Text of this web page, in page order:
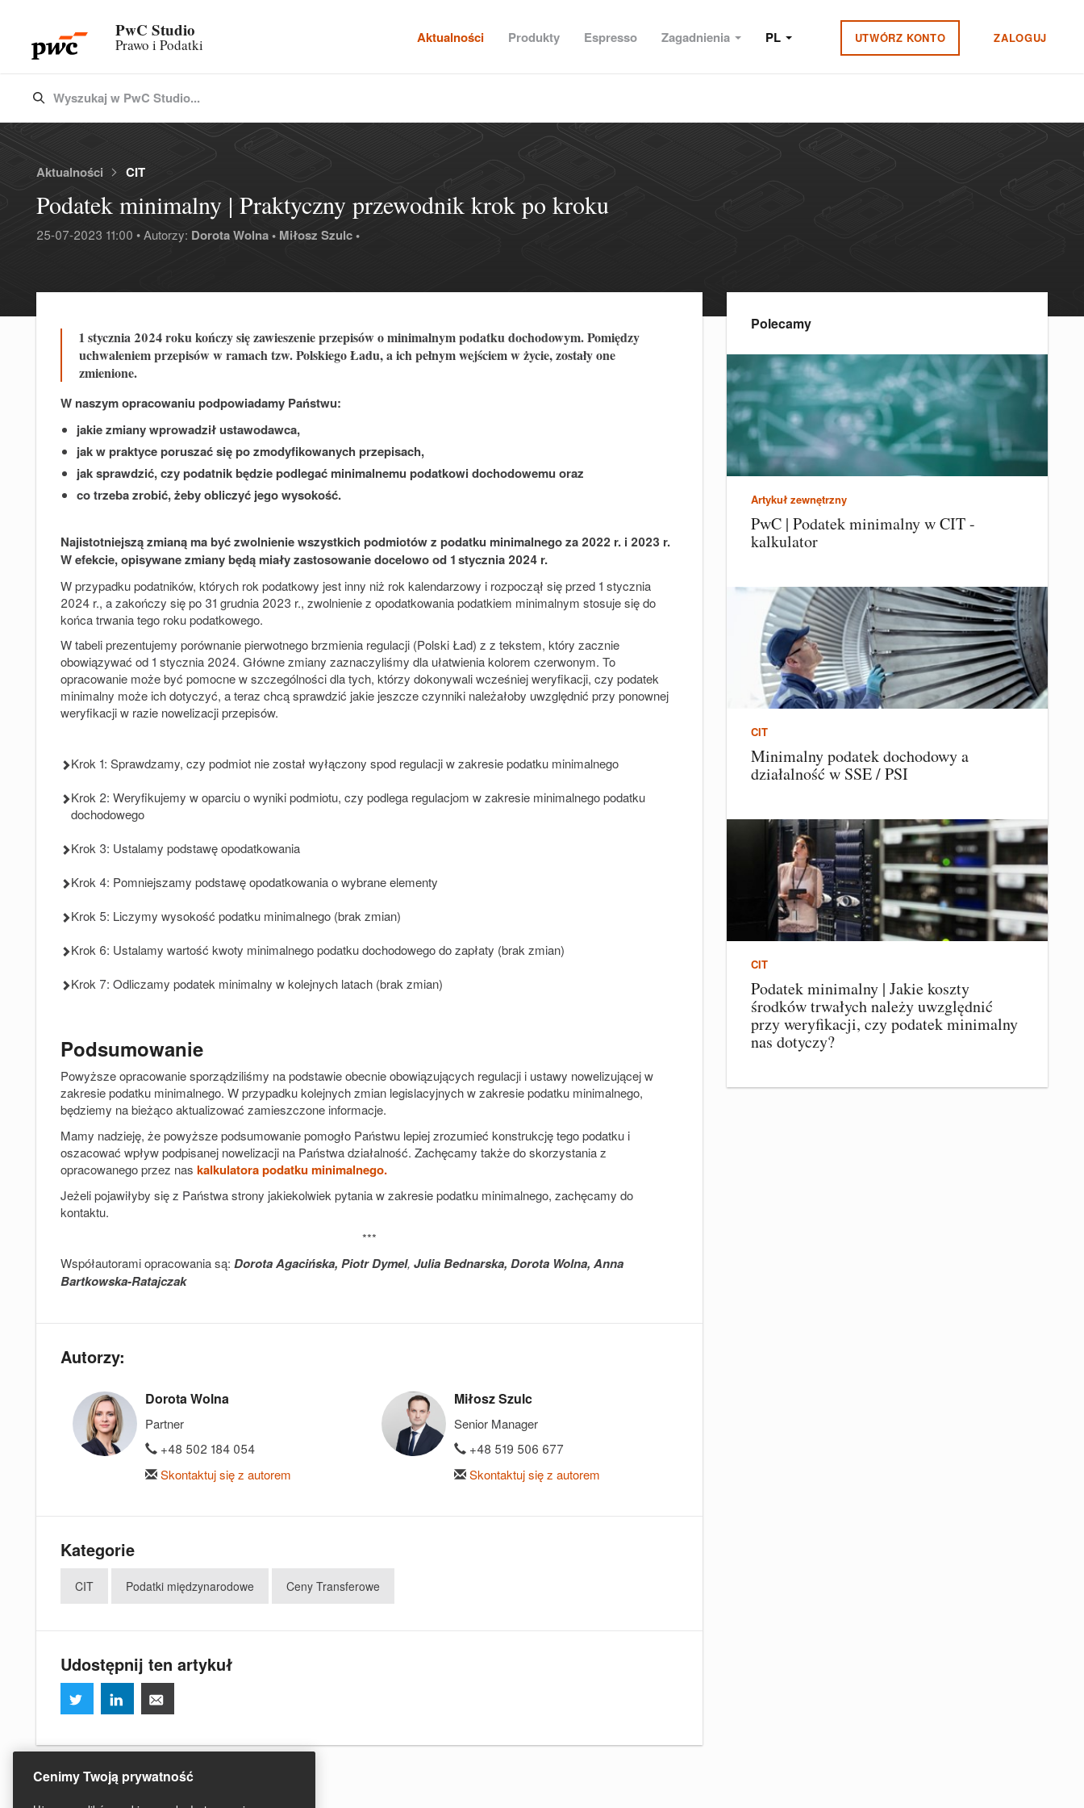
PwC Studio
Prawo i Podatki Aktualności Produkty Espresso Zagadnienia PL UTWÓRZ KONTO ZALOGUJ
Type 3 or more characters for results.
Wyszukaj w PwC Studio...
Aktualności CIT
Podatek minimalny | Praktyczny przewodnik krok po kroku
25-07-2023 11:00 • Autorzy: Dorota Wolna • Miłosz Szulc •
1 stycznia 2024 roku kończy się zawieszenie przepisów o minimalnym podatku dochodowym. Pomiędzy
uchwaleniem przepisów w ramach tzw. Polskiego Ładu, a ich pełnym wejściem w życie, zostały one
zmienione.
W naszym opracowaniu podpowiadamy Państwu:
jakie zmiany wprowadził ustawodawca,
jak w praktyce poruszać się po zmodyfikowanych przepisach,
jak sprawdzić, czy podatnik będzie podlegać minimalnemu podatkowi dochodowemu oraz
co trzeba zrobić, żeby obliczyć jego wysokość.
Najistotniejszą zmianą ma być zwolnienie wszystkich podmiotów z podatku minimalnego za 2022 r. i 2023 r.
W efekcie, opisywane zmiany będą miały zastosowanie docelowo od 1 stycznia 2024 r.
W przypadku podatników, których rok podatkowy jest inny niż rok kalendarzowy i rozpoczął się przed 1 stycznia
2024 r., a zakończy się po 31 grudnia 2023 r., zwolnienie z opodatkowania podatkiem minimalnym stosuje się do
końca trwania tego roku podatkowego.
W tabeli prezentujemy porównanie pierwotnego brzmienia regulacji (Polski Ład) z z tekstem, który zacznie
obowiązywać od 1 stycznia 2024. Główne zmiany zaznaczyliśmy dla ułatwienia kolorem czerwonym. To
opracowanie może być pomocne w szczególności dla tych, którzy dokonywali wcześniej weryfikacji, czy podatek
minimalny może ich dotyczyć, a teraz chcą sprawdzić jakie jeszcze czynniki należałoby uwzględnić przy ponownej
weryfikacji w razie nowelizacji przepisów.
Krok 1: Sprawdzamy, czy podmiot nie został wyłączony spod regulacji w zakresie podatku minimalnego
Krok 2: Weryfikujemy w oparciu o wyniki podmiotu, czy podlega regulacjom w zakresie minimalnego podatku
dochodowego
Krok 3: Ustalamy podstawę opodatkowania
Krok 4: Pomniejszamy podstawę opodatkowania o wybrane elementy
Krok 5: Liczymy wysokość podatku minimalnego (brak zmian)
Krok 6: Ustalamy wartość kwoty minimalnego podatku dochodowego do zapłaty (brak zmian)
Krok 7: Odliczamy podatek minimalny w kolejnych latach (brak zmian)
Podsumowanie
Powyższe opracowanie sporządziliśmy na podstawie obecnie obowiązujących regulacji i ustawy nowelizującej w
zakresie podatku minimalnego. W przypadku kolejnych zmian legislacyjnych w zakresie podatku minimalnego,
będziemy na bieżąco aktualizować zamieszczone informacje.
Mamy nadzieję, że powyższe podsumowanie pomogło Państwu lepiej zrozumieć konstrukcję tego podatku i
oszacować wpływ podpisanej nowelizacji na Państwa działalność. Zachęcamy także do skorzystania z
opracowanego przez nas kalkulatora podatku minimalnego.
Jeżeli pojawiłyby się z Państwa strony jakiekolwiek pytania w zakresie podatku minimalnego, zachęcamy do
kontaktu.
***
Współautorami opracowania są: Dorota Agacińska, Piotr Dymel, Julia Bednarska, Dorota Wolna, Anna
Bartkowska-Ratajczak
Autorzy:
Dorota Wolna
Partner
+48 502 184 054
Skontaktuj się z autorem
Miłosz Szulc
Senior Manager
+48 519 506 677
Skontaktuj się z autorem
Kategorie
CIT Podatki międzynarodowe Ceny Transferowe
Udostępnij ten artykuł
Polecamy
Artykuł zewnętrzny
PwC | Podatek minimalny w CIT -
kalkulator
CIT
Minimalny podatek dochodowy a
działalność w SSE / PSI
CIT
Podatek minimalny | Jakie koszty
środków trwałych należy uwzględnić
przy weryfikacji, czy podatek minimalny
nas dotyczy?
Cenimy Twoją prywatność